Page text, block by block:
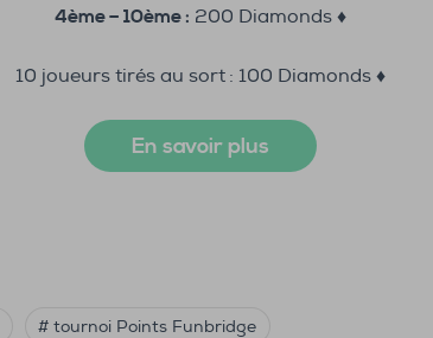
4ème – 10ème : 200 Diamonds ♦️
10 joueurs tirés au sort : 100 Diamonds ♦️
En savoir plus
# tournoi Points Funbridge